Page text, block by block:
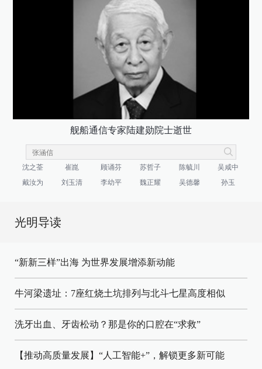
舰船通信专家陆建勋院士逝世
沈之荃 崔崑 顾诵芬 苏哲子 陈毓川
吴咸中
戴汝为
刘玉清 李幼平 魏正耀 吴德馨 孙玉
光明导读
“新新三样”出海 为世界发展增添新动能
牛河梁遗址：7座红烧土坑排列与北斗七星高度相似
洗牙出血、牙齿松动？那是你的口腔在“求救”
【推动高质量发展】“人工智能+”，解锁更多新可能